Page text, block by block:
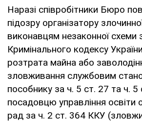
Наразі співробітники Бюро
підозру організатору
виконавцям незаконної схеми
Кримінального кодексу
розтрата майна або
зловживання службовим
пособнику за ч. 5 ст. 27 та ч.
посадовцю управління освіти
рад за ч. 2 ст. 364 ККУ